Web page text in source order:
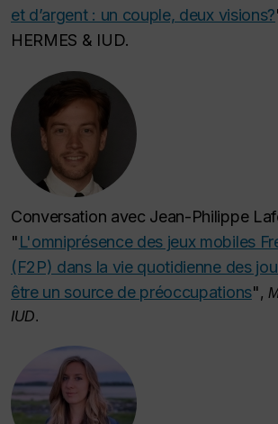
et d’argent : un couple, deux visions?
HERMES & IUD.
Conversation avec Jean-Philippe
"L'omniprésence des jeux mobiles
(F2P) dans la vie quotidienne des
être un source de préoccupations",
IUD.